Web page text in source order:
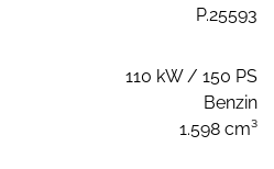
P.25593
110 kW / 150 PS
Benzin
1.598 cm³